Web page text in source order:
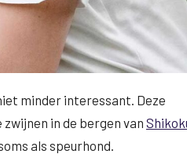
minder interessant. Deze
in de bergen van
als speurhond.